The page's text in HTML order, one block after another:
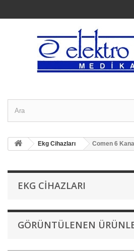
Ekg Cihazları Comen 6
EKG CIHAZLARI
GÖRÜNTÜLENEN